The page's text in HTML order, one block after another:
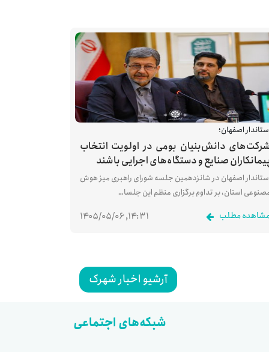
اصفهان؛
دانش‌بنیان بومی در اولویت انتخاب
صنایع و دستگاه‌های اجرایی باشند
اصفهان در شانزدهمین جلسه شورای راهبری میز هوش
استان، بر تداوم برگزاری منظم این جلسا…
مطلب ۱۴:۳۱, ۱۴۰۵/۰۵/۰۶
آرشیو اخبار شهرک
شبکه‌های اجتماعی